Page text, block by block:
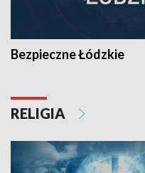
Bezpieczne Łódzkie
RELIGIA